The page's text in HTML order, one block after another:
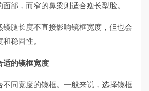
部，而窄的鼻梁则适合瘦长型脸。
镜腿长度不直接影响镜框宽度，但也会
稳固性。
适的镜框宽度
不同宽度的镜框。一般来说，选择镜框